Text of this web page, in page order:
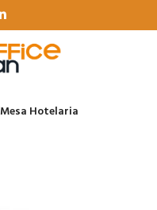
Mesa Hotelaria